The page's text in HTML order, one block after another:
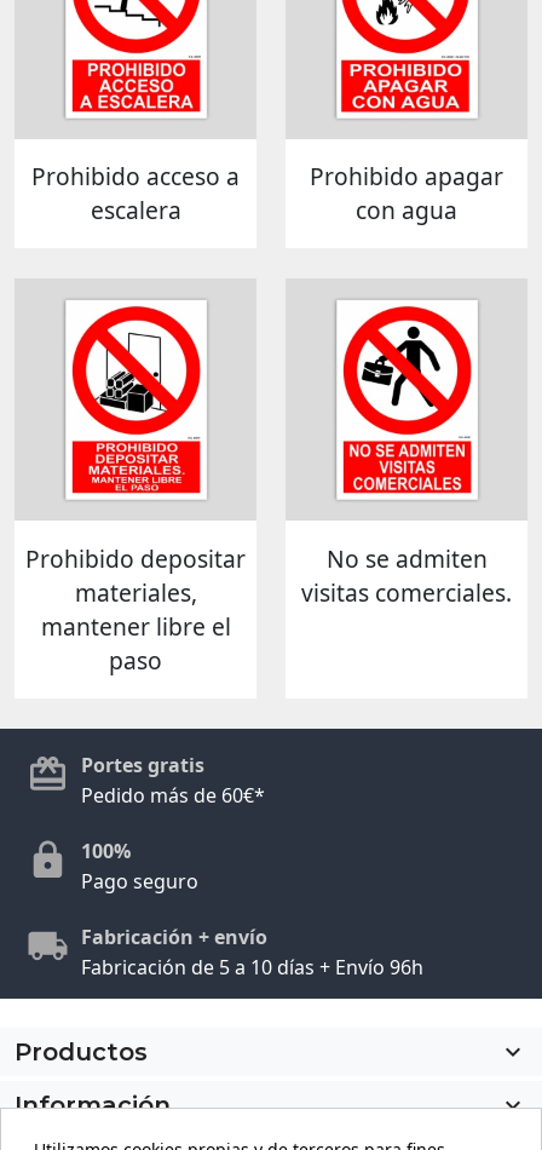
Prohibido acceso a
escalera
Prohibido apagar
con agua
Prohibido depositar
materiales,
mantener libre el
paso
No se admiten
visitas comerciales.
Portes gratis
Pedido más de 60€*
100%
Pago seguro
Fabricación + envío
Fabricación de 5 a 10 días + Envío 96h
Productos

Información
